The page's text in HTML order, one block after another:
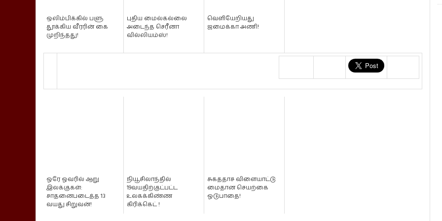
ஒலிம்பிக்கில் பளு
தூக்கிய வீரரின் கை
முறிந்தது!
புதிய மைல்கல்லை
அடைந்த செரீனா
வில்லியம்ஸ்!
வெளியேறியது
ஜமைக்கா அணி!
ஓரே ஓவரில் ஆறு
இலக்குகள்:
சாதனைபடைத்த 13
வயது சிறுவன்!
நியூசிலாந்தில்
19வயதிற்குட்பட்ட
உலகக்கிண்ண
கிரிக்கெட் !
சுகததாச விளையாட்டு
மைதான செயற்கை
ஓடுபாதை!